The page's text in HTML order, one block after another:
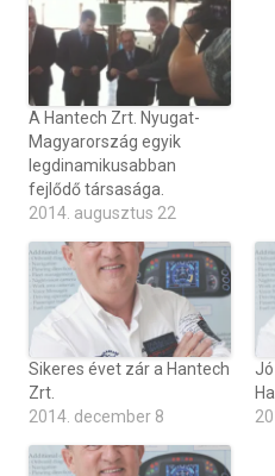
A Hantech Zrt. Nyugat-
Magyarország egyik
legdinamikusabban
fejlődő társasága.
2014. augusztus 22
Sikeres évet zár a Hantech
Zrt.
2014. december 8